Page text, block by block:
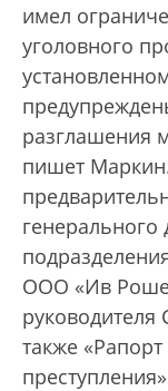
имел
уголовного
разглашения
пишет
генерального
ООО «Ив Роше
руководителя
также